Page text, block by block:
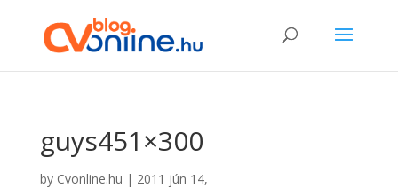
guys451×300
by Cvonline.hu | 2011 jún 14,